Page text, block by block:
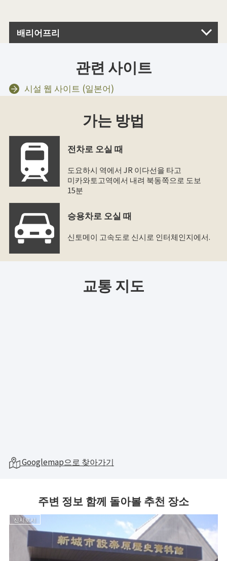
배리어프리
관련 사이트
시설 웹 사이트 (일본어)
가는 방법
전차로 오실 때
도요하시 역에서 JR 이다선을 타고
미카와토고역에서 내려 북동쪽으로 도보
15분
승용차로 오실 때
신토메이 고속도로 신시로 인터체인지에서.
교통 지도
Googlemap으로 찾아가기
주변 정보 함께 돌아볼 추천 장소
신시로시